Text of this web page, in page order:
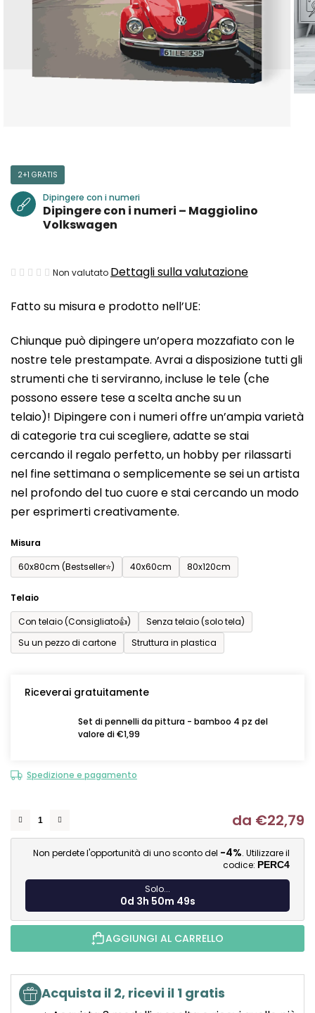
Fatto su misura e prodotto nell’UE:
Chiunque può dipingere un’opera mozzafiato con le
nostre tele prestampate. Avrai a disposizione tutti gli
strumenti che ti serviranno, incluse le tele (che
possono essere tese a scelta anche su un
telaio)! Dipingere con i numeri offre un’ampia varietà
di categorie tra cui scegliere, adatte se stai
cercando il regalo perfetto, un hobby per rilassarti
nel fine settimana o semplicemente se sei un artista
nel profondo del tuo cuore e stai cercando un modo
per esprimerti creativamente.
Misura
60x80cm (Bestseller⭐)
40x60cm 80x120cm
Telaio
Con telaio (Consigliato👍)
Senza telaio (solo tela)
Su un pezzo di cartone
Struttura in plastica
Riceverai gratuitamente
Set di pennelli da pittura - bamboo 4 pz del
valore di €1,99
Spedizione e pagamento
da €22,79
Non perdete l'opportunità di uno sconto del -4%. Utilizzare il
codice: PERC4
Solo...
0d 3h 50m 48s
AGGIUNGI AL CARRELLO
Acquista il 2, ricevi il 1 gratis
2+1 GRATIS
Dipingere con i numeri
Dipingere con i numeri – Maggiolino
Volkswagen
La
media
prodotto
è
0,0
su
5
stelle.
Non valutato Dettagli sulla valutazione